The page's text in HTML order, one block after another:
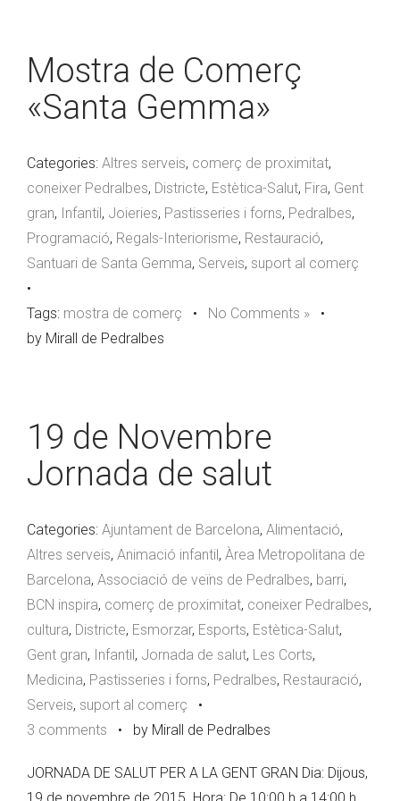
Mostra de Comerç
«Santa Gemma»
Categories: Altres serveis, comerç de proximitat,
coneixer Pedralbes, Districte, Estètica-Salut, Fira, Gent
gran, Infantil , Joieries, Pastisseries i forns, Pedralbes,
Programació, Regals-Interiorisme, Restauració,
Santuari de Santa Gemma, Serveis, suport al comerç
•
Tags: mostra de comerç • No Comments » •
by Mirall de Pedralbes
19 de Novembre
Jornada de salut
Categories: Ajuntament de Barcelona, Alimentació,
Altres serveis, Animació infantil , Àrea Metropolitana de
Barcelona, Associació de veïns de Pedralbes, barri,
BCN inspira, comerç de proximitat, coneixer Pedralbes,
cultura, Districte, Esmorzar, Esports, Estètica-Salut,
Gent gran, Infantil , Jornada de salut, Les Corts,
Medicina, Pastisseries i forns, Pedralbes, Restauració,
Serveis, suport al comerç •
3 comments • by Mirall de Pedralbes
JORNADA DE SALUT PER A LA GENT GRAN Dia: Dijous,